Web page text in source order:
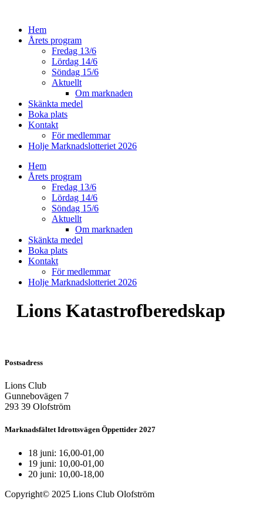
innehållHem
Årets program
Fredag 13/6
Lördag 14/6
Söndag 15/6
Aktuellt
Om marknaden
Skänkta medel
Boka plats
Kontakt
För medlemmar
Holje Marknadslotteriet 2026
Hem
Årets program
Fredag 13/6
Lördag 14/6
Söndag 15/6
Aktuellt
Om marknaden
Skänkta medel
Boka plats
Kontakt
För medlemmar
Holje Marknadslotteriet 2026
Lions Katastrofberedskap
Postsadress
Lions Club
Gunnebovägen 7
293 39 Olofström
Marknadsfältet Idrottsvägen Öppettider 2027
18 juni: 16,00-01,00
19 juni: 10,00-01,00
20 juni: 10,00-18,00
Copyright© 2025 Lions Club Olofström